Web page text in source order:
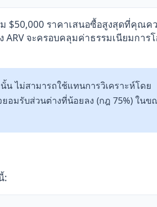
$50,000 ราคาเสนอซื้อสูงสุดที่คุณค
ARV จะครอบคลุมค่าธรรมเนียมการ
น ไม่สามารถใช้แทนการวิเคราะห์โดย
อมรับส่วนต่างที่น้อยลง (กฎ 75%) ในข
: